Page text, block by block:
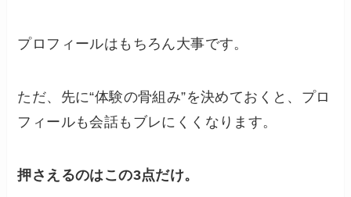
プロフィールはもちろん大事です。
ただ、先に“体験の骨組み”を決めておくと、プロ
フィールも会話もブレにくくなります。
押さえるのはこの3点だけ。